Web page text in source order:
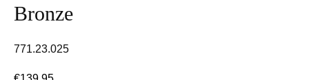
Bronze
771.23.025